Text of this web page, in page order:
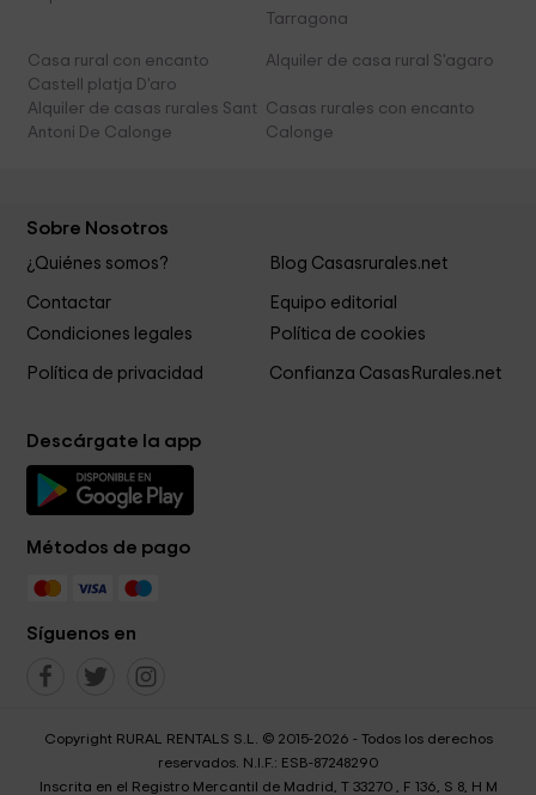
Tarragona
Casa rural con encanto
Castell platja D'aro
Alquiler de casa rural S'agaro
Alquiler de casas rurales Sant
Antoni De Calonge
Casas rurales con encanto
Calonge
Sobre Nosotros
¿Quiénes somos? Blog Casasrurales.net
Contactar
Equipo editorial
Condiciones legales
Política de cookies
Política de privacidad Confianza CasasRurales.net
Descárgate la app
Métodos de pago
Síguenos en
Copyright RURAL RENTALS S.L. © 2015-2026 - Todos los derechos
reservados. N.I.F.: ESB-87248290
Inscrita en el Registro Mercantil de Madrid, T 33270 , F 136, S 8, H M